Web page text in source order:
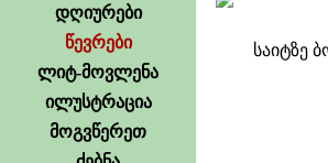
დღიურები
წევრები
ლიტ-მოვლენა
ილუსტრაცია
მოგვწერეთ
საიტზე